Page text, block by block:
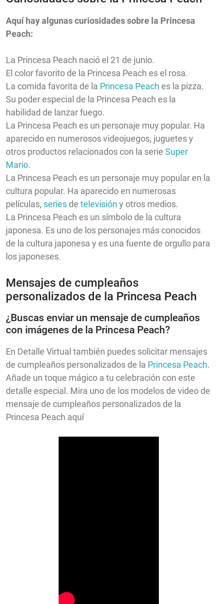
Aquí hay algunas curiosidades sobre la Princesa
Peach:
La Princesa Peach nació el 21 de junio.
El color favorito de la Princesa Peach es el rosa.
La comida favorita de la Princesa Peach es la pizza.
Su poder especial de la Princesa Peach es la
habilidad de lanzar fuego.
La Princesa Peach es un personaje muy popular. Ha
aparecido en numerosos videojuegos, juguetes y
otros productos relacionados con la serie Super
Mario.
La Princesa Peach es un personaje muy popular en la
cultura popular. Ha aparecido en numerosas
películas, series de televisión y otros medios.
La Princesa Peach es un símbolo de la cultura
japonesa. Es uno de los personajes más conocidos
de la cultura japonesa y es una fuente de orgullo para
los japoneses.
Mensajes de cumpleaños
personalizados de la Princesa Peach
¿Buscas enviar un mensaje de cumpleaños
con imágenes de la Princesa Peach?
En Detalle Virtual también puedes solicitar mensajes
de cumpleaños personalizados de la Princesa Peach.
Añade un toque mágico a tu celebración con este
detalle especial. Mira uno de los modelos de video de
mensaje de cumpleaños personalizados de la
Princesa Peach aquí